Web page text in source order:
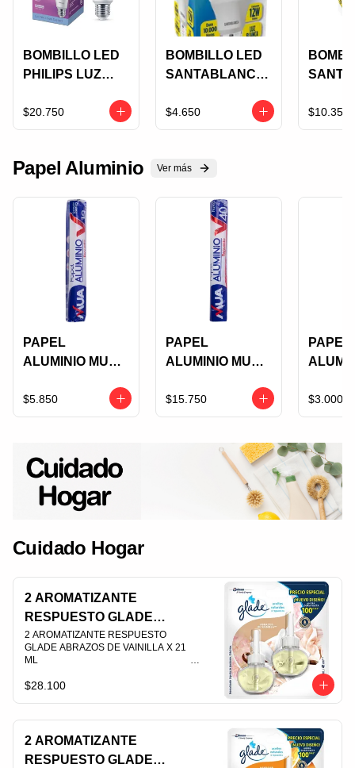
BOMBILLO LED
PHILIPS LUZ
UND
$20.750
BOMBILLO LED
SANTABLANCA
BLANCA X 1 UN
$4.650 $10.350
Papel Aluminio Ver más
PAPEL
ALUMINIO MUA
M
$5.850
PAPEL
ALUMINIO MUA
M
$15.750
PAPEL
M
$3.000
Cuidado Hogar
2 AROMATIZANTE
RESPUESTO GLADE
ABRAZOS DE VAINILLA X
21 ML
2 AROMATIZANTE RESPUESTO
GLADE ABRAZOS DE VAINILLA X 21
ML
PLU 003528
$28.100
2 AROMATIZANTE
RESPUESTO GLADE